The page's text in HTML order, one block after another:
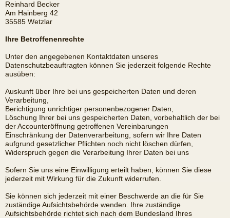
Reinhard Becker
Am Hainberg 42
35585 Wetzlar
Ihre Betroffenenrechte
Unter den angegebenen Kontaktdaten unseres
Datenschutzbeauftragten können Sie jederzeit folgende Rechte
ausüben:
Auskunft über Ihre bei uns gespeicherten Daten und deren
Verarbeitung,
Berichtigung unrichtiger personenbezogener Daten,
Löschung Ihrer bei uns gespeicherten Daten, vorbehaltlich der bei
der Accounteröffnung getroffenen Vereinbarungen
Einschränkung der Datenverarbeitung, sofern wir Ihre Daten
aufgrund gesetzlicher Pflichten noch nicht löschen dürfen,
Widerspruch gegen die Verarbeitung Ihrer Daten bei uns
Sofern Sie uns eine Einwilligung erteilt haben, können Sie diese
jederzeit mit Wirkung für die Zukunft widerrufen.
Sie können sich jederzeit mit einer Beschwerde an die für Sie
zuständige Aufsichtsbehörde wenden. Ihre zuständige
Aufsichtsbehörde richtet sich nach dem Bundesland Ihres